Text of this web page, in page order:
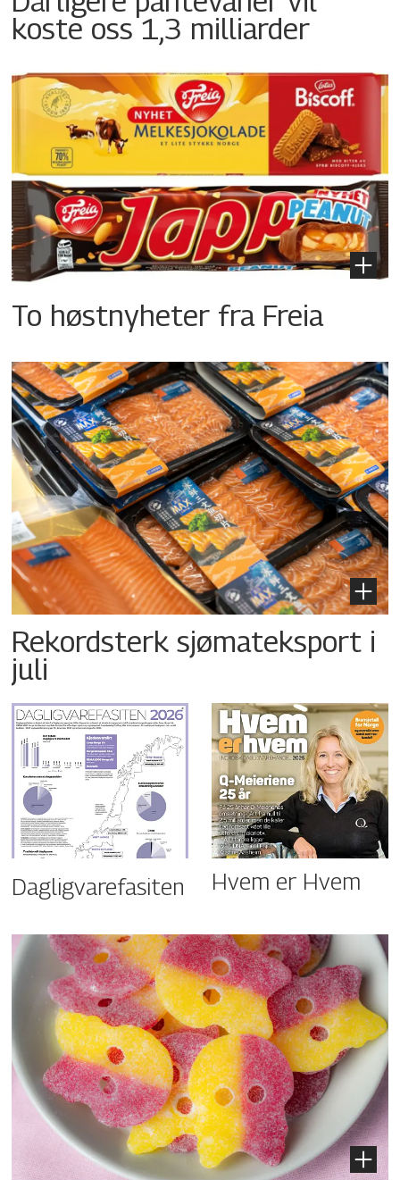
koste oss 1,3 milliarder
To høstnyheter fra Freia
Rekordsterk sjømateksport i
juli
Dagligvarefasiten Hvem er Hvem